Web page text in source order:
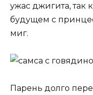
ужас джигита, так
будущем с
миг.
Парень долго